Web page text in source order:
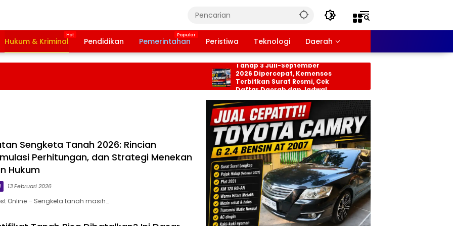
Hukum & Kriminal Pendidikan Pemerintahan Peristiwa Teknologi Daerah
Bansos PKH dan BPNT
Tahap 3 Juli-September
2026 Dipercepat, Kemensos
Terbitkan Surat Resmi, Cek
Daftar Daerah dan Jadwal
Sengketa Tanah 2026: Rincian
Perhitungan, dan Strategi Menekan
Hukum
13 Februari 2026
Online – Sengketa tanah masih…